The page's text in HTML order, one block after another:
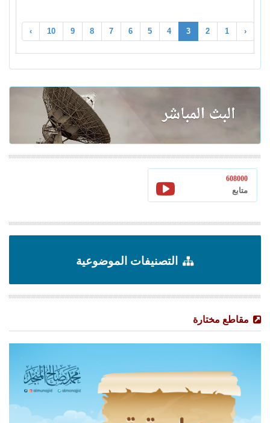
‹
1
2
3
4
5
6
7
8
9
10
›
608000
متابع
التصنيفات الموضوعية
مقاطع مختارة